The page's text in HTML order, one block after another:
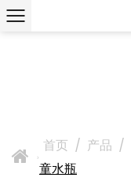
>
首页 / 产品 /
童水瓶